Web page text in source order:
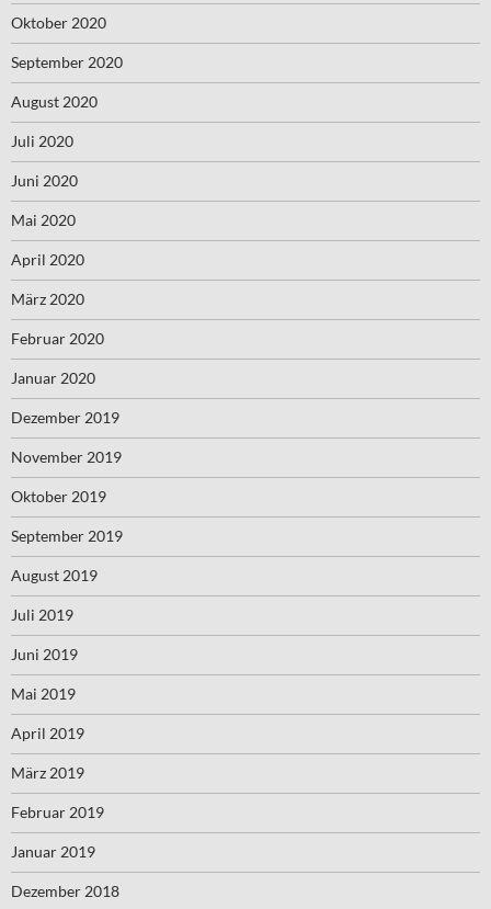
Oktober 2020
September 2020
August 2020
Juli 2020
Juni 2020
Mai 2020
April 2020
März 2020
Februar 2020
Januar 2020
Dezember 2019
November 2019
Oktober 2019
September 2019
August 2019
Juli 2019
Juni 2019
Mai 2019
April 2019
März 2019
Februar 2019
Januar 2019
Dezember 2018